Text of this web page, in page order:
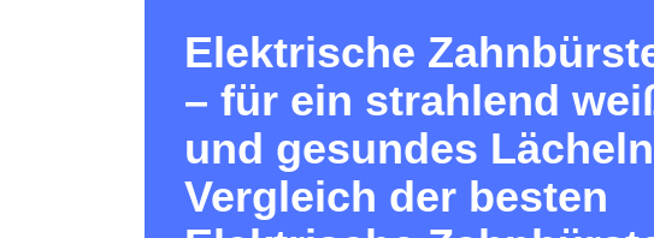
Elektrische
– für ein strahlend
und gesundes
Vergleich der besten